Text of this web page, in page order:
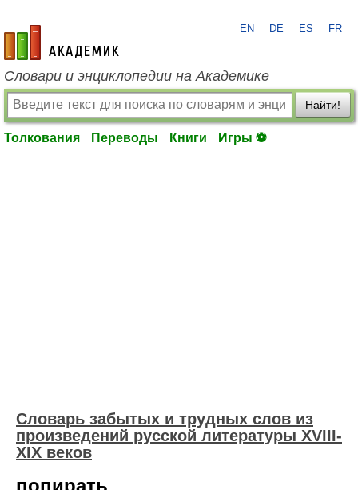
academic.ru
EN DE ES FR
Словари и энциклопедии на Академике
Найти!
Толкования Переводы Книги Игры ⚽
Словарь забытых и трудных слов из
произведений русской литературы ХVIII-
ХIХ веков
попирать